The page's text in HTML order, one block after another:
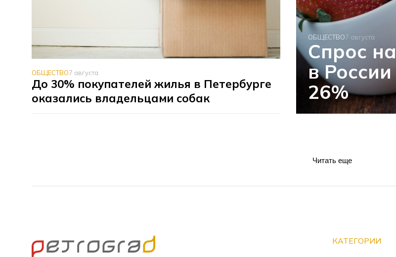
ОБЩЕСТВО7 августа
До 30% покупателей жилья в Петербурге
оказались владельцами собак
ОБЩЕСТВО7 августа
Спрос
в
26%
Читать еще
КАТЕГОРИИ